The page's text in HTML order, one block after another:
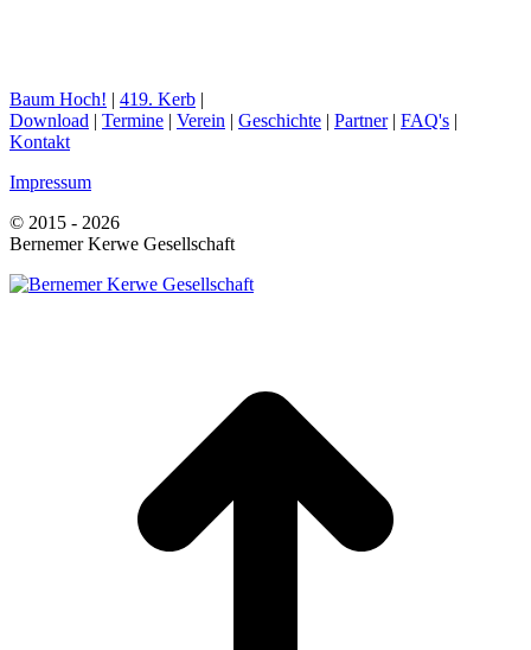
Baum Hoch! | 419. Kerb |
Download | Termine | Verein | Geschichte | Partner| FAQ's |
Kontakt
Impressum
© 2015 - 2026
Bernemer Kerwe Gesellschaft